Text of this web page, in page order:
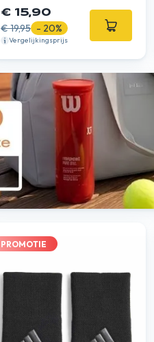
€ 15,90
€ 19,95 - 20%
Vergelijkingsprijs
PROMOTIE